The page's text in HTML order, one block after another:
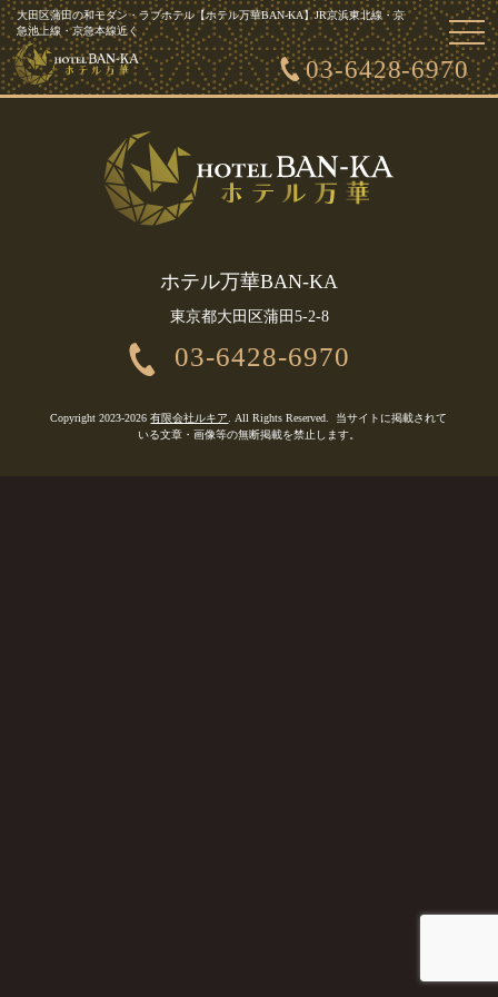
大田区蒲田の和モダン・ラブホテル【ホテル万華BAN-KA】JR京浜東北線・京
急池上線・京急本線近く
03-6428-6970
ホーム お知らせ一覧 客室紹介・利用料金 アクセス
お問い合わせ
ホテル万華BAN-KA
東京都大田区蒲田5-2-8
03-6428-6970
Copyright 2023-2026有限会社ルキア. All Rights Reserved.
当サイトに掲載されて
いる文章・画像等の無断掲載を禁止します。